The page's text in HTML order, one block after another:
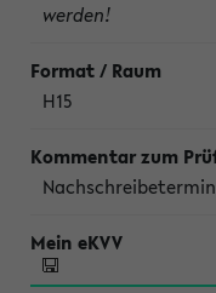
werden!
H15
Nachschreibetermin